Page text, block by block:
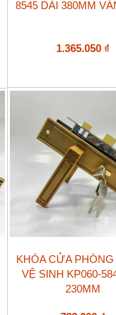
8545 DÀI 380MM
1.365.050 ₫
KHÓA CỬA
VỆ SINH KP060-
230MM